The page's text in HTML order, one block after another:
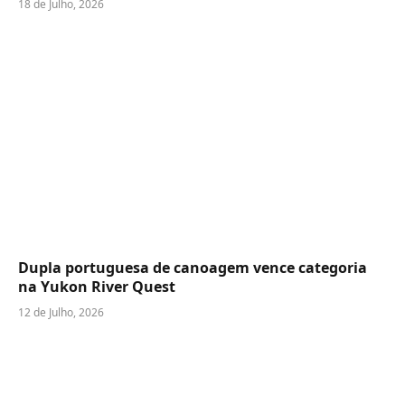
18 de Julho, 2026
Dupla portuguesa de canoagem vence categoria
na Yukon River Quest
12 de Julho, 2026